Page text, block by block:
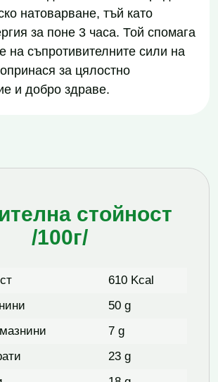
натоварване, тъй като
за поне 3 часа. Той спомага
на съпротивителните сили на
за цялостно
и добро здраве.
стойност
/100г/
610 Kcal
50 g
7 g
23 g